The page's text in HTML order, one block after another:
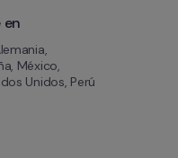
en
México,
Unidos, Perú